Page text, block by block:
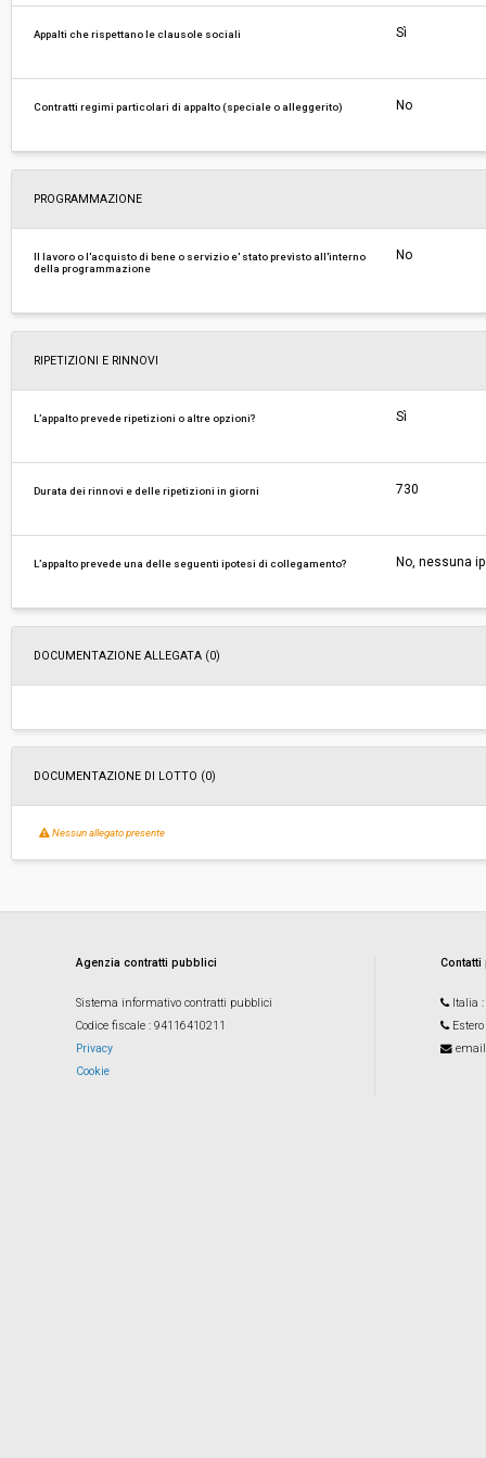
Appalti che rispettano le clausole sociali Sì
Contratti regimi particolari di appalto (speciale o alleggerito) No
PROGRAMMAZIONE
Il lavoro o l'acquisto di bene o servizio e' stato previsto all'interno
della programmazione
No
RIPETIZIONI E RINNOVI
L’appalto prevede ripetizioni o altre opzioni? Sì
Durata dei rinnovi e delle ripetizioni in giorni 730
L’appalto prevede una delle seguenti ipotesi di collegamento? No, nessuna
DOCUMENTAZIONE ALLEGATA (0)
DOCUMENTAZIONE DI LOTTO (0)
Nessun allegato presente
Agenzia contratti pubblici
Sistema informativo contratti pubblici
Codice fiscale : 94116410211
Privacy
Cookie
Italia
Estero
email